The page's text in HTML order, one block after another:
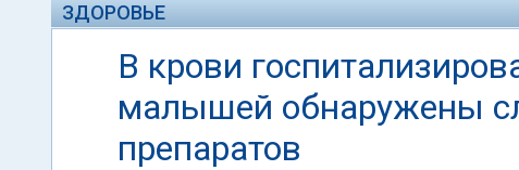
ЗДОРОВЬЕ
В крови
малышей обнаружены
препаратов